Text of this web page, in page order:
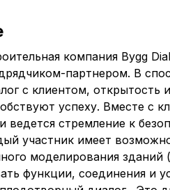
компания Bygg
партнером. В
с клиентом, открытость
успеху. Вместе с
ведется стремление к
участник имеет
моделирования зданий
функции, соединения и